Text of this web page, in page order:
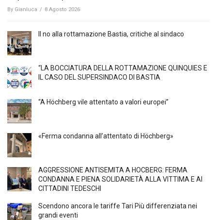
By Gianluca / 8 Agosto 2026
Il no alla rottamazione Bastia, critiche al sindaco
“LA BOCCIATURA DELLA ROTTAMAZIONE QUINQUIES E
IL CASO DEL SUPERSINDACO DI BASTIA
“A Höchberg vile attentato a valori europei”
«Ferma condanna all’attentato di Höchberg»
AGGRESSIONE ANTISEMITA A HÖCBERG: FERMA
CONDANNA E PIENA SOLIDARIETÀ ALLA VITTIMA E AI
CITTADINI TEDESCHI
Scendono ancora le tariffe Tari Più differenziata nei
grandi eventi